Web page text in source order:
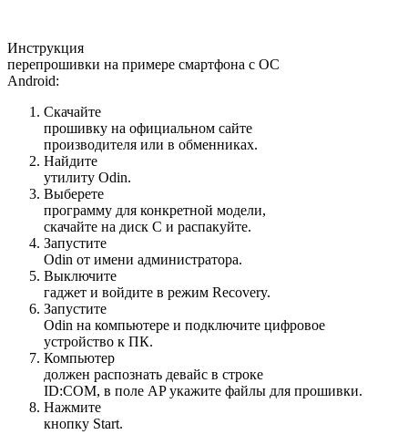
Инструкция
перепрошивки на примере смартфона с ОС
Android:
Скачайте
прошивку на официальном сайте
производителя или в обменниках.
Найдите
утилиту Odin.
Выберете
программу для конкретной модели,
скачайте на диск C и распакуйте.
Запустите
Odin от имени администратора.
Выключите
гаджет и войдите в режим Recovery.
Запустите
Odin на компьютере и подключите цифровое
устройство к ПК.
Компьютер
должен распознать девайс в строке
ID:COM, в поле AP укажите файлы для прошивки.
Нажмите
кнопку Start.